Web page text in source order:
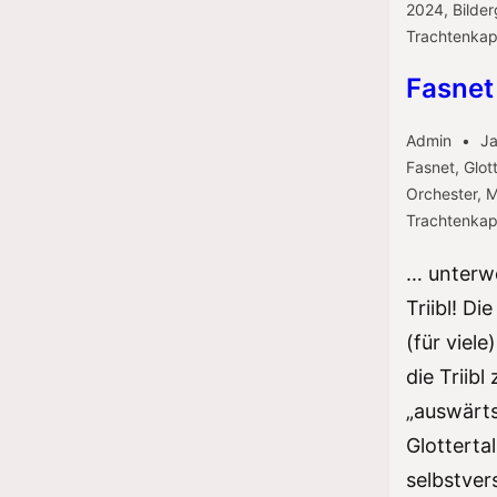
2024,
Admin
Fasnet,
Orchester,
…
Triibl!
(für
die Triibl